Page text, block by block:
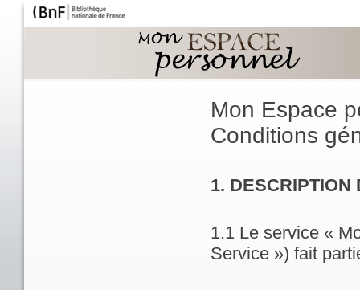
Mon Espace
Conditions
1. DESCRIPTION
1.1 Le service «
Service ») fait